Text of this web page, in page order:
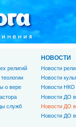
религий
о вере
служб
НОВОСТИ
Новости
Новости
Новости НКО
Новости ДО
Новости ДО
Новости ДО